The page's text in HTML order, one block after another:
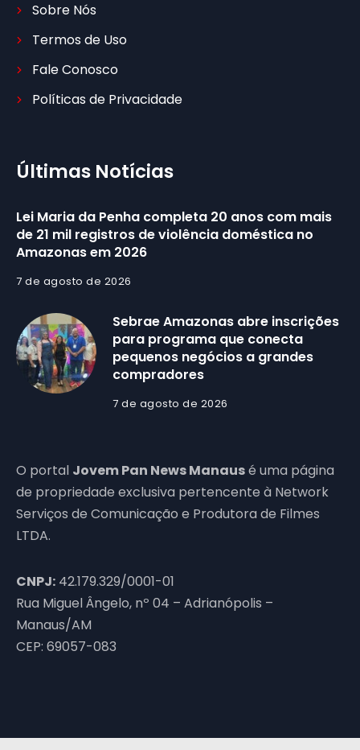
Sobre Nós
Termos de Uso
Fale Conosco
Políticas de Privacidade
Últimas Notícias
Lei Maria da Penha completa 20 anos com mais
de 21 mil registros de violência doméstica no
Amazonas em 2026
7 de agosto de 2026
Sebrae Amazonas abre inscrições
para programa que conecta
pequenos negócios a grandes
compradores
7 de agosto de 2026
O portal Jovem Pan News Manausé uma página
de propriedade exclusiva pertencente à Network
Serviços de Comunicação e Produtora de Filmes
LTDA.
CNPJ: 42.179.329/0001-01
Rua Miguel Ângelo, nº 04 – Adrianópolis –
Manaus/AM
CEP: 69057-083